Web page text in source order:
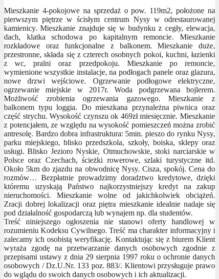
Mieszkanie 4-pokojowe na sprzedaż o pow. 119m2, położone na
pierwszym piętrze w ścisłym centrum Nysy w odrestaurowanej
kamienicy. Mieszkanie znajduje się w budynku z cegły, elewacja,
dach, klatka schodowa po kapitalnym remoncie. Mieszkanie
rozkładowe oraz funkcjonalne z balkonem. Mieszkanie duże,
przestronne, składa się z czterech osobnych pokoi, kuchni, łazienki
z wc, pralni oraz przedpokoju. Mieszkanie po remoncie,
wymienione wszystkie instalacje, na podłogach panele oraz glazura,
nowe drzwi wejściowe. Ogrzewanie podłogowe elektryczne,
ogrzewanie miejskie w 2017r. Woda podgrzewana bojlerem.
Możliwość zrobienia ogrzewania gazowego. Mieszkanie z
balkonem typu loggia. Do mieszkana przynależna piwnica oraz
część strychu. Wysokość czynszu ok 469zł miesięcznie. Mieszkanie
z potencjałem, ze względu na wysokość pomieszczeń można zrobić
antresolę. Bardzo dobra infrastruktura: 5min. pieszo do rynku Nysy,
parku miejskiego, blisko przedszkola, szkoły, boiska, sklepy oraz
usługi. Blisko Jezioro Nyskie, Otmuchowskie, stoki narciarskie w
Polsce oraz Czechach, ścieżki rowerowe, szlaki turystyczne itd.
Około 5km do zjazdu na obwodnicę Nysy. Cisza, spokój. Cena do
rozmów… Bezpłatnie prowadzimy doradztwo kredytowe, dzięki
któremu uzyskają Państwo najkorzystniejszy kredyt na zakup
nieruchomości. Mieszkanie wolne od jakichkolwiek obciążeń.
Zracji dobrej lokalizacji oraz piętra mieszkanie idealnie nadaje się
pod działalność gospodarczą lub wynajem np. dla studentów.
Treść niniejszego ogłoszenia nie stanowi oferty handlowej w
rozumieniu Kodeksu Cywilnego. Treść ma charakter informacyjny i
zalecamy ich osobistą weryfikację. Kontaktując się z biurem Klient
wyraża zgodę na przetwarzanie danych osobowych zgodnie z
przepisami ustawy z dnia 29 sierpnia 1997 roku o ochronie danych
osobowych / Dz.U.Nr. 133 poz. 883/. Klientowi przysługuje prawo
do wglądu do swoich danych osobowych i ich aktualizacji.